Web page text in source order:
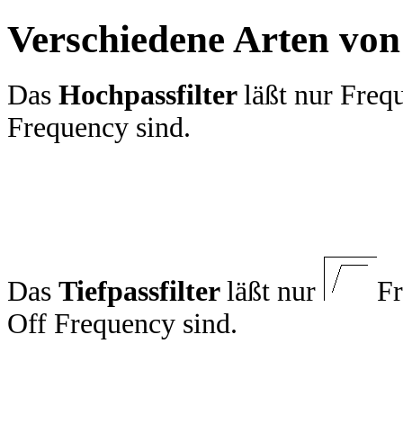
Verschiedene Arten
Das Hochpassfilter läßt nur
Frequency sind.
Das Tiefpassfilter läßt nur
Off Frequency sind.